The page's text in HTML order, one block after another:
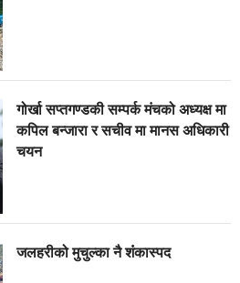
गोर्खा सप्तगण्डकी सम्पर्क मंचको अध्यक्ष मा
कपिल बन्जारा र सचीव मा मानस अधिकारी
चयन
जलहरीको मुचुल्का नै शंंकास्पद